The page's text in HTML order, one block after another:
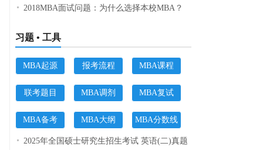
2018MBA面试问题：为什么选择本校MBA？
习题 • 工具
MBA起源 报考流程 MBA课程
联考题目 MBA调剂 MBA复试
MBA备考 MBA大纲 MBA分数线
2025年全国硕士研究生招生考试 英语(二)真题